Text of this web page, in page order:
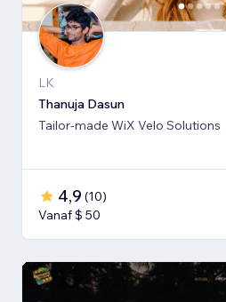
LK
Thanuja Dasun
Tailor-made WiX Velo Solutions
4,9 (10)
Vanaf $ 50